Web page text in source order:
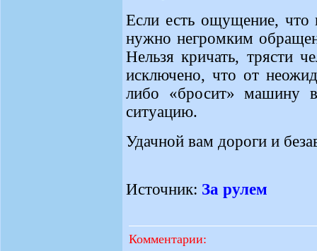
Если есть ощущение, что
нужно негромким
Нельзя кричать, трясти
исключено, что от
либо «бросит» машину
ситуацию.
Удачной вам дороги и
Источник: За рулем
Комментарии: